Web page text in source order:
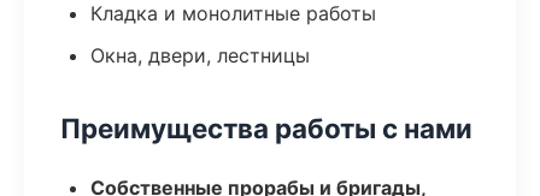
Кладка и монолитные работы
Окна, двери, лестницы
Преимущества работы с нами
Собственные прорабы и бригады,